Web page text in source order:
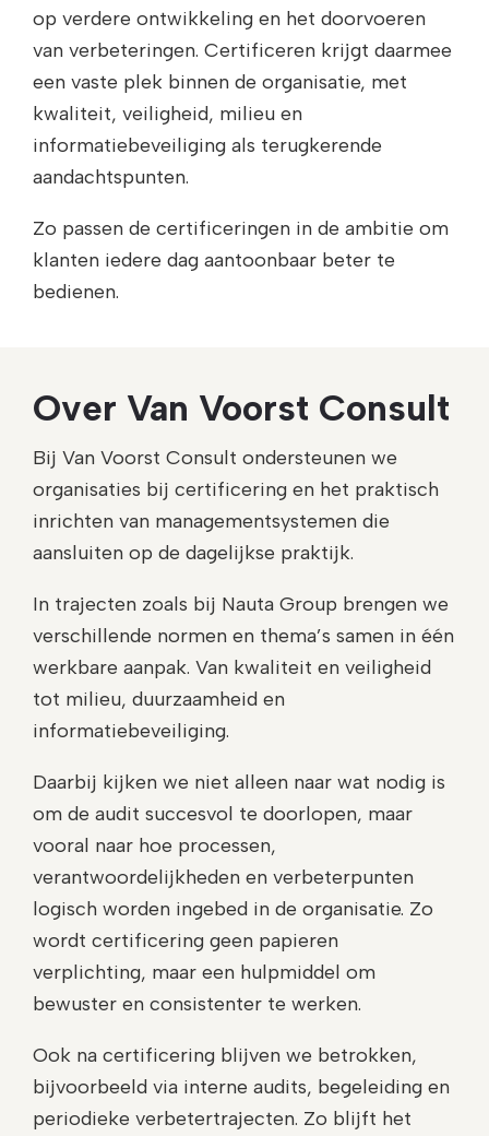
op verdere ontwikkeling en het doorvoeren
van verbeteringen. Certificeren krijgt daarmee
een vaste plek binnen de organisatie, met
kwaliteit, veiligheid, milieu en
informatiebeveiliging als terugkerende
aandachtspunten.
Zo passen de certificeringen in de ambitie om
klanten iedere dag aantoonbaar beter te
bedienen.
Over Van Voorst Consult
Bij Van Voorst Consult ondersteunen we
organisaties bij certificering en het praktisch
inrichten van managementsystemen die
aansluiten op de dagelijkse praktijk.
In trajecten zoals bij Nauta Group brengen we
verschillende normen en thema’s samen in één
werkbare aanpak. Van kwaliteit en veiligheid
tot milieu, duurzaamheid en
informatiebeveiliging.
Daarbij kijken we niet alleen naar wat nodig is
om de audit succesvol te doorlopen, maar
vooral naar hoe processen,
verantwoordelijkheden en verbeterpunten
logisch worden ingebed in de organisatie. Zo
wordt certificering geen papieren
verplichting, maar een hulpmiddel om
bewuster en consistenter te werken.
Ook na certificering blijven we betrokken,
bijvoorbeeld via interne audits, begeleiding en
periodieke verbetertrajecten. Zo blijft het